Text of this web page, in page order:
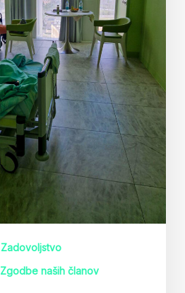
Zadovoljstvo
Zgodbe naših članov